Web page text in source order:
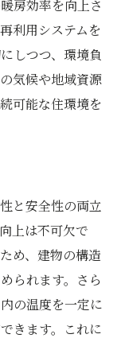
スのリフォー
は
来の住まいと
房効率を向上さ
利用システムを
しつつ、環境負
気候や地域資源
可能な住環境を
と安全性の両立
上は不可欠で
め、建物の構造
られます。さら
の温度を一定に
きます。これに